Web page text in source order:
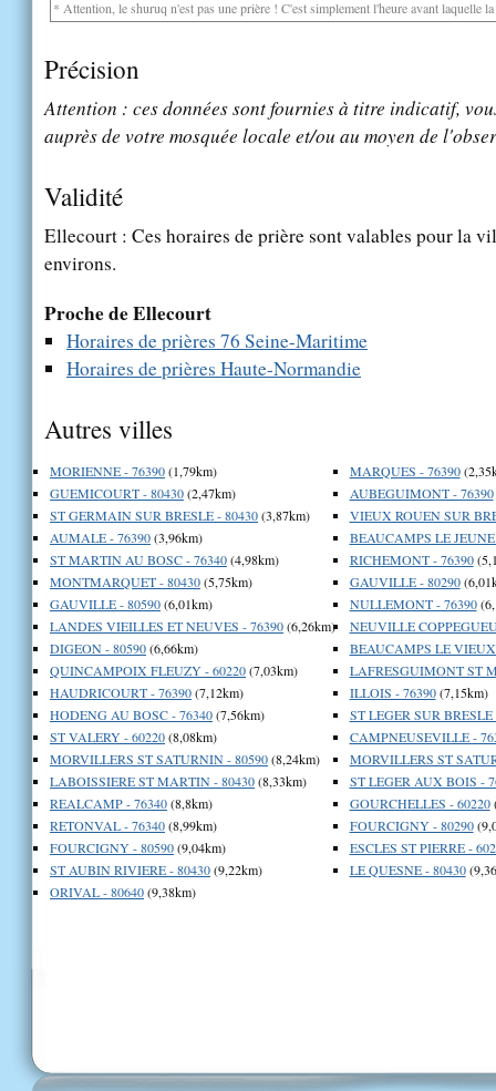
* Attention, le shuruq n'est pas une prière ! C'est simplement l'heure avant laquelle
Précision
Attention : ces données sont fournies à titre indicatif,
auprès de votre mosquée locale et/ou au moyen de
Validité
Ellecourt : Ces horaires de prière sont valables pour la
environs.
Proche de Ellecourt
Horaires de prières 76 Seine-Maritime
Horaires de prières Haute-Normandie
Autres villes
MORIENNE - 76390(1,79km)
GUEMICOURT - 80430(2,47km)
ST GERMAIN SUR BRESLE - 80430(3,87km)
AUMALE - 76390(3,96km)
ST MARTIN AU BOSC - 76340(4,98km)
MONTMARQUET - 80430(5,75km)
GAUVILLE - 80590(6,01km)
LANDES VIEILLES ET NEUVES - 76390(6,26km)
DIGEON - 80590(6,66km)
QUINCAMPOIX FLEUZY - 60220(7,03km)
HAUDRICOURT - 76390(7,12km)
HODENG AU BOSC - 76340(7,56km)
ST VALERY - 60220(8,08km)
MORVILLERS ST SATURNIN - 80590(8,24km)
LABOISSIERE ST MARTIN - 80430(8,33km)
REALCAMP - 76340(8,8km)
RETONVAL - 76340(8,99km)
FOURCIGNY - 80590(9,04km)
ST AUBIN RIVIERE - 80430(9,22km)
ORIVAL - 80640(9,38km)
MARQUES - 76390
AUBEGUIMONT - 76390
VIEUX ROUEN SUR
BEAUCAMPS LE
RICHEMONT - 76390
GAUVILLE - 80290
NULLEMONT - 76390
NEUVILLE
BEAUCAMPS LE
LAFRESGUIMONT ST
ILLOIS - 76390(7,15km)
ST LEGER SUR BRESLE
CAMPNEUSEVILLE -
MORVILLERS ST
ST LEGER AUX BOIS -
GOURCHELLES - 60220
FOURCIGNY - 80290
ESCLES ST PIERRE -
LE QUESNE - 80430